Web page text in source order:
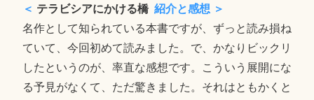
＜ テラビシアにかける橋紹介と感想 ＞
名作として知られている本書ですが、ずっと読み損ね
ていて、今回初めて読みました。で、かなりビックリ
したというのが、率直な感想です。こういう展開にな
る予見がなくて、ただ驚きました。それはともかくと